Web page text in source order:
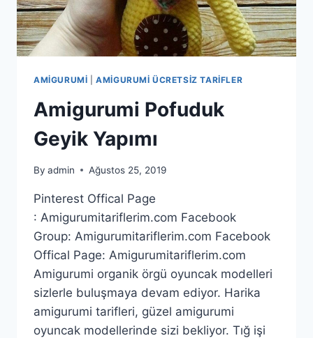
AMIGURUMI |AMIGURUMI ÜCRETSIZ TARIFLER
Amigurumi Pofuduk
Geyik Yapımı
By admin Ağustos 25, 2019
Pinterest Offical Page
: Amigurumitariflerim.com Facebook
Group: Amigurumitariflerim.com Facebook
Offical Page: Amigurumitariflerim.com
Amigurumi organik örgü oyuncak modelleri
sizlerle buluşmaya devam ediyor. Harika
amigurumi tarifleri, güzel amigurumi
oyuncak modellerinde sizi bekliyor. Tığ işi